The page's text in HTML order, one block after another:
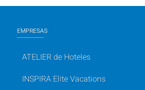
EMPRESAS
ATELIER de Hoteles
INSPIRA Elite Vacations